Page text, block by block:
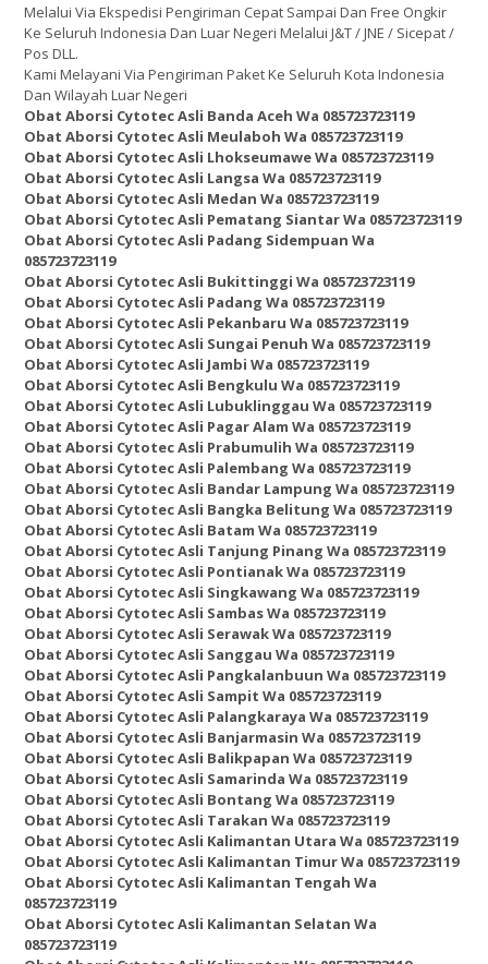
Melalui Via Ekspedisi Pengiriman Cepat Sampai Dan Free Ongkir
Ke Seluruh Indonesia Dan Luar Negeri Melalui J&T / JNE / Sicepat /
Pos DLL.
Kami Melayani Via Pengiriman Paket Ke Seluruh Kota Indonesia
Dan Wilayah Luar Negeri
Obat Aborsi Cytotec Asli Banda Aceh Wa 085723723119
Obat Aborsi Cytotec Asli Meulaboh Wa 085723723119
Obat Aborsi Cytotec Asli Lhokseumawe Wa 085723723119
Obat Aborsi Cytotec Asli Langsa Wa 085723723119
Obat Aborsi Cytotec Asli Medan Wa 085723723119
Obat Aborsi Cytotec Asli Pematang Siantar Wa 085723723119
Obat Aborsi Cytotec Asli Padang Sidempuan Wa
085723723119
Obat Aborsi Cytotec Asli Bukittinggi Wa 085723723119
Obat Aborsi Cytotec Asli Padang Wa 085723723119
Obat Aborsi Cytotec Asli Pekanbaru Wa 085723723119
Obat Aborsi Cytotec Asli Sungai Penuh Wa 085723723119
Obat Aborsi Cytotec Asli Jambi Wa 085723723119
Obat Aborsi Cytotec Asli Bengkulu Wa 085723723119
Obat Aborsi Cytotec Asli Lubuklinggau Wa 085723723119
Obat Aborsi Cytotec Asli Pagar Alam Wa 085723723119
Obat Aborsi Cytotec Asli Prabumulih Wa 085723723119
Obat Aborsi Cytotec Asli Palembang Wa 085723723119
Obat Aborsi Cytotec Asli Bandar Lampung Wa 085723723119
Obat Aborsi Cytotec Asli Bangka Belitung Wa 085723723119
Obat Aborsi Cytotec Asli Batam Wa 085723723119
Obat Aborsi Cytotec Asli Tanjung Pinang Wa 085723723119
Obat Aborsi Cytotec Asli Pontianak Wa 085723723119
Obat Aborsi Cytotec Asli Singkawang Wa 085723723119
Obat Aborsi Cytotec Asli Sambas Wa 085723723119
Obat Aborsi Cytotec Asli Serawak Wa 085723723119
Obat Aborsi Cytotec Asli Sanggau Wa 085723723119
Obat Aborsi Cytotec Asli Pangkalanbuun Wa 085723723119
Obat Aborsi Cytotec Asli Sampit Wa 085723723119
Obat Aborsi Cytotec Asli Palangkaraya Wa 085723723119
Obat Aborsi Cytotec Asli Banjarmasin Wa 085723723119
Obat Aborsi Cytotec Asli Balikpapan Wa 085723723119
Obat Aborsi Cytotec Asli Samarinda Wa 085723723119
Obat Aborsi Cytotec Asli Bontang Wa 085723723119
Obat Aborsi Cytotec Asli Tarakan Wa 085723723119
Obat Aborsi Cytotec Asli Kalimantan Utara Wa 085723723119
Obat Aborsi Cytotec Asli Kalimantan Timur Wa 085723723119
Obat Aborsi Cytotec Asli Kalimantan Tengah Wa
085723723119
Obat Aborsi Cytotec Asli Kalimantan Selatan Wa
085723723119